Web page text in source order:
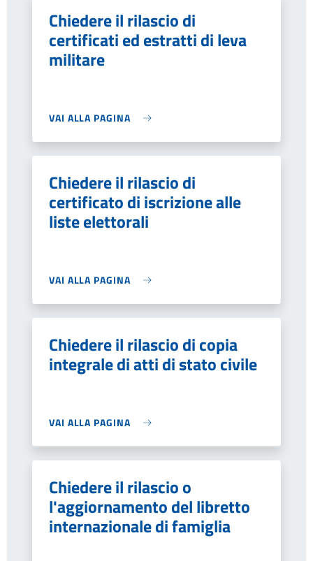
Chiedere il rilascio di
certificati ed estratti di leva
militare
VAI ALLA PAGINA
Chiedere il rilascio di
certificato di iscrizione alle
liste elettorali
VAI ALLA PAGINA
Chiedere il rilascio di copia
integrale di atti di stato civile
VAI ALLA PAGINA
Chiedere il rilascio o
l'aggiornamento del libretto
internazionale di famiglia